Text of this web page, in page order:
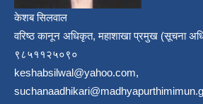
केशब सिलवाल
वरिष्ठ कानून अधिकृत, महाशाखा प्रमुख (सूचना
९८५११२५०९०
keshabsilwal@yahoo.com,